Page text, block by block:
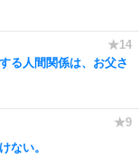
る人間関係は、お父さ
ない。